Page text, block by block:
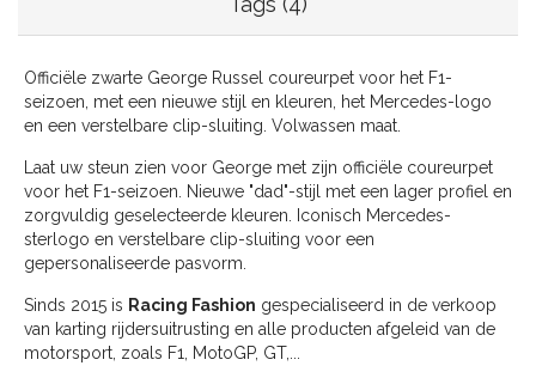
Officiële zwarte George Russel coureurpet voor het F1-
seizoen, met een nieuwe stijl en kleuren, het Mercedes-logo
en een verstelbare clip-sluiting. Volwassen maat.
Laat uw steun zien voor George met zijn officiële coureurpet
voor het F1-seizoen. Nieuwe "dad"-stijl met een lager profiel en
zorgvuldig geselecteerde kleuren. Iconisch Mercedes-
sterlogo en verstelbare clip-sluiting voor een
gepersonaliseerde pasvorm.
Sinds 2015 is Racing Fashion gespecialiseerd in de verkoop
van karting rijdersuitrusting en alle producten afgeleid van de
motorsport, zoals F1, MotoGP, GT,...